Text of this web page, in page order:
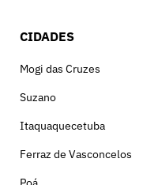
CIDADES
Mogi das Cruzes
Suzano
Itaquaquecetuba
Ferraz de Vasconcelos